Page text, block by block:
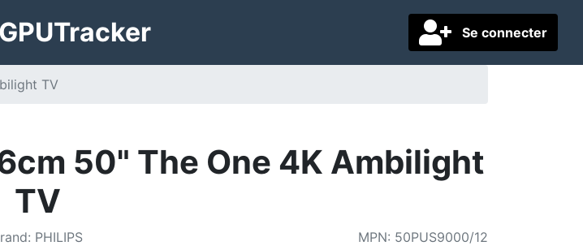
Se connecter
GPUTracker
TV
50" The One 4K Ambilight
TV
: PHILIPS MPN: 50PUS9000/12